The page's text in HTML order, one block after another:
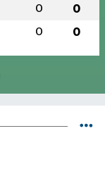
0 0
0 0